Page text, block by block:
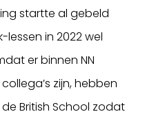
startte al gebeld
lessen in 2022 wel
er binnen NN
zijn, hebben
British School zodat